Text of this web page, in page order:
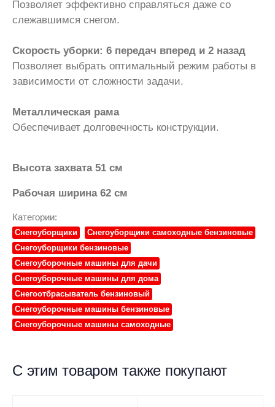
Позволяет эффективно справляться даже со
слежавшимся снегом.
Скорость уборки: 6 передач вперед и 2 назад
Позволяет выбрать оптимальный режим работы в
зависимости от сложности задачи.
Металлическая рама
Обеспечивает долговечность конструкции.
Высота захвата 51 см
Рабочая ширина 62 см
Категории:
Снегоуборщики
Снегоуборщики самоходные бензиновые
Снегоуборщики бензиновые
Снегоуборочные машины для дачи
Снегоуборочные машины для дома
Снегоотбрасыватель бензиновый
Снегоуборочные машины бензиновые
Снегоуборочные машины самоходные
С этим товаром также покупают